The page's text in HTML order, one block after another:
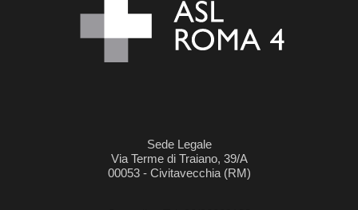
Sede Legale
Via Terme di Traiano, 39/A
00053 - Civitavecchia (RM)